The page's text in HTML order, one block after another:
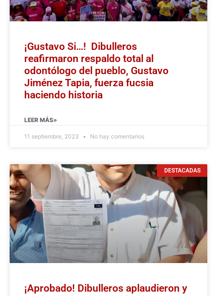
¡Gustavo Si…! Dibulleros
reafirmaron respaldo total al
odontólogo del pueblo, Gustavo
Jiménez Tapia, fuerza fucsia
haciendo historia
LEER MÁS»
11 septiembre, 2023 No hay comentarios
DESTACADAS
¡Aprobado! Dibulleros aplaudieron y